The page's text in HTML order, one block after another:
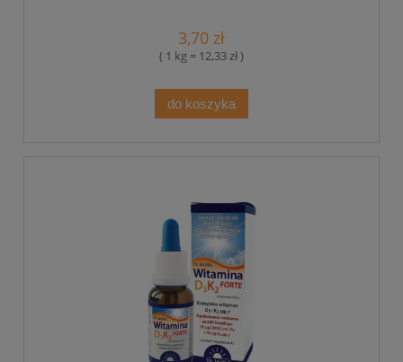
3,70 zł
( 1 kg = 12,33 zł )
do koszyka